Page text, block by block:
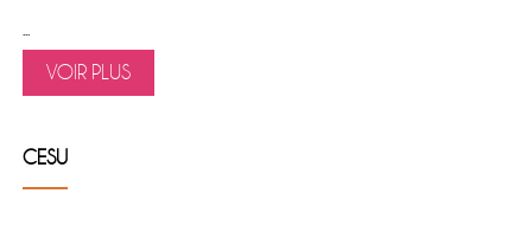
VOIR PLUS
CESU